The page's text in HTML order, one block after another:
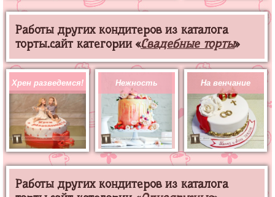
Работы других кондитеров из каталога
торты.сайт категории «Свадебные торты»
Хрен разведемся! Нежность На венчание
Работы других кондитеров из каталога